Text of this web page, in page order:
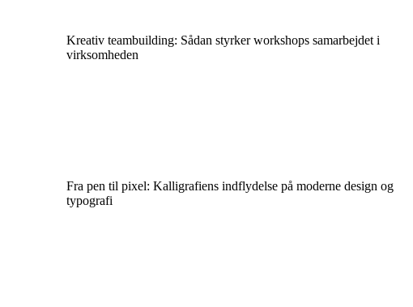
Kreativ teambuilding: Sådan styrker workshops samarbejdet i
virksomheden
Fra pen til pixel: Kalligrafiens indflydelse på moderne design og
typografi